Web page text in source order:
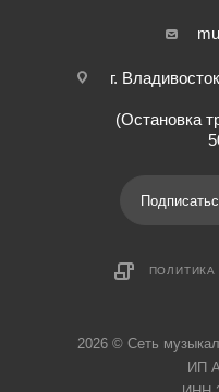
г.
(Остановка
2026 © Cеть
ИП